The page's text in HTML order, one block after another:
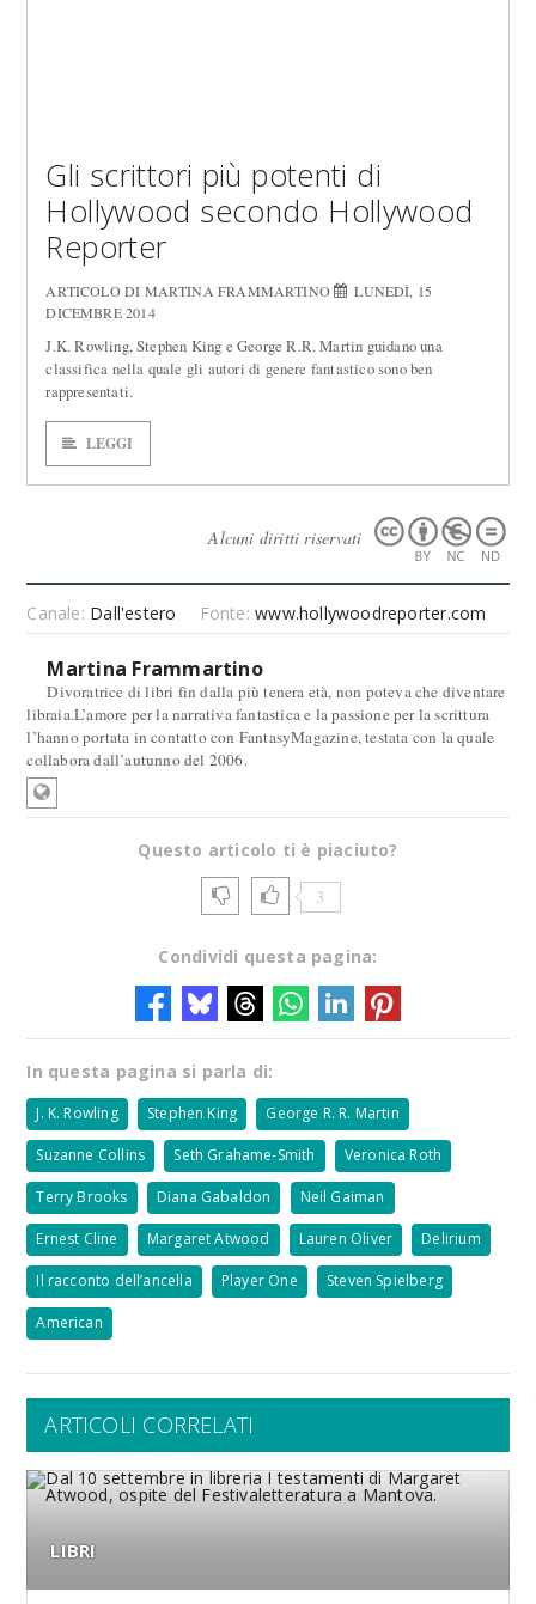
Gli scrittori più potenti di
Hollywood secondo Hollywood
Reporter
ARTICOLO DI MARTINA FRAMMARTINO
LUNEDÌ, 15
DICEMBRE 2014
J.K. Rowling, Stephen King e George R.R. Martin guidano una
classifica nella quale gli autori di genere fantastico sono ben
rappresentati.
LEGGI
Alcuni diritti riservati
Canale: Dall'estero Fonte:www.hollywoodreporter.com
Martina Frammartino
Divoratrice di libri fin dalla più tenera età, non poteva che diventare
libraia.L’amore per la narrativa fantastica e la passione per la scrittura
l’hanno portata in contatto con FantasyMagazine, testata con la quale
collabora dall’autunno del 2006.
Questo articolo ti è piaciuto?
3
Condividi questa pagina:
In questa pagina si parla di:
J. K. Rowling Stephen King George R. R. Martin
Suzanne Collins Seth Grahame-Smith Veronica Roth
Terry Brooks Diana Gabaldon Neil Gaiman
Ernest Cline Margaret Atwood Lauren Oliver Delirium
Il racconto dell’ancella Player One Steven Spielberg
American
ARTICOLI CORRELATI
LIBRI